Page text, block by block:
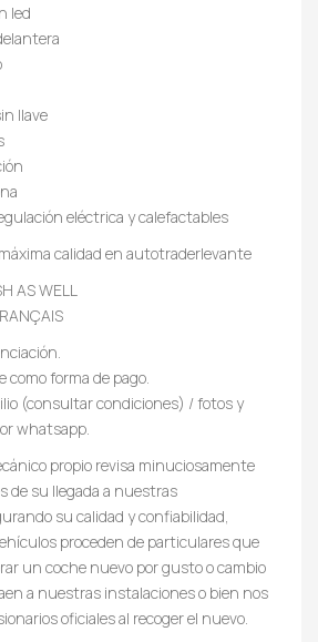
led
llave
eléctrica y calefactables
calidad en autotraderlevante
AS WELL
forma de pago.
(consultar condiciones) / fotos y
whatsapp.
propio revisa minuciosamente
de su llegada a nuestras
su calidad y confiabilidad,
proceden de particulares que
un coche nuevo por gusto o cambio
a nuestras instalaciones o bien nos
oficiales al recoger el nuevo.